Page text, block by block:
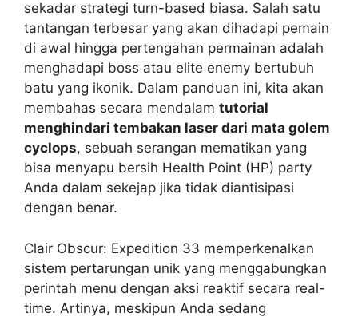
sekadar strategi turn-based biasa. Salah satu
tantangan terbesar yang akan dihadapi pemain
di awal hingga pertengahan permainan adalah
menghadapi boss atau elite enemy bertubuh
batu yang ikonik. Dalam panduan ini, kita akan
membahas secara mendalam tutorial
menghindari tembakan laser dari mata golem
cyclops, sebuah serangan mematikan yang
bisa menyapu bersih Health Point (HP) party
Anda dalam sekejap jika tidak diantisipasi
dengan benar.
Clair Obscur: Expedition 33 memperkenalkan
sistem pertarungan unik yang menggabungkan
perintah menu dengan aksi reaktif secara real-
time. Artinya, meskipun Anda sedang